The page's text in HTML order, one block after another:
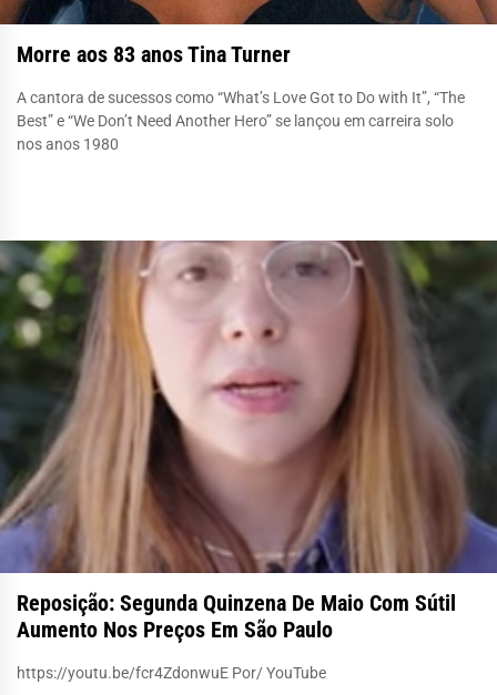
Morre aos 83 anos Tina Turner
A cantora de sucessos como “What’s Love Got to Do with It”, “The
Best” e “We Don’t Need Another Hero” se lançou em carreira solo
nos anos 1980
Reposição: Segunda Quinzena De Maio Com Sútil
Aumento Nos Preços Em São Paulo
https://youtu.be/fcr4ZdonwuE Por/ YouTube